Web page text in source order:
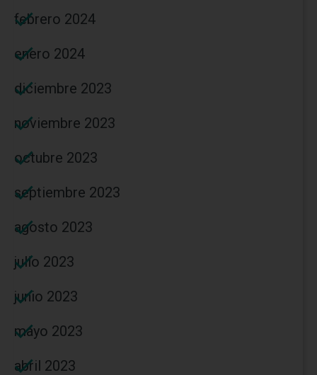
febrero 2024
enero 2024
diciembre 2023
noviembre 2023
octubre 2023
septiembre 2023
agosto 2023
julio 2023
junio 2023
mayo 2023
abril 2023